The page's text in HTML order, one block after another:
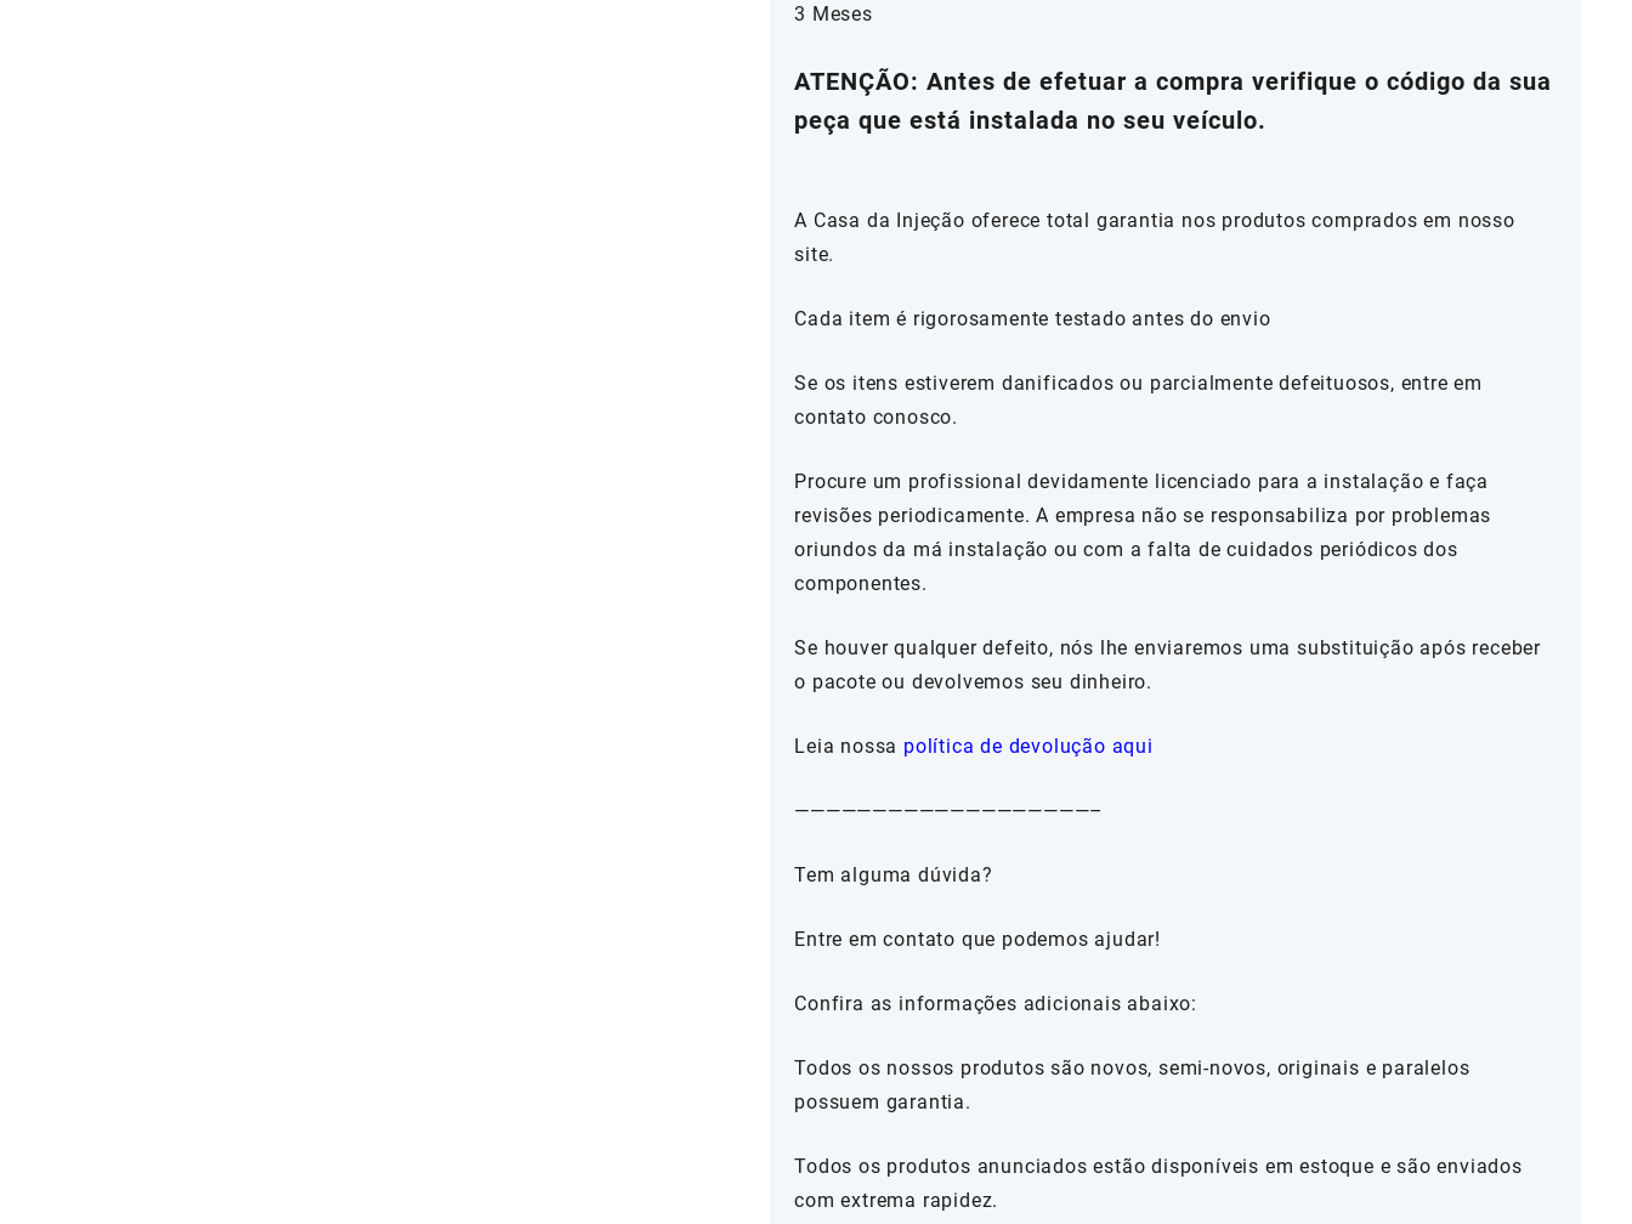
3 Meses
ATENÇÃO: Antes de efetuar a compra verifique o código da sua
peça que está instalada no seu veículo.
A Casa da Injeção oferece total garantia nos produtos comprados em nosso
site.
Cada item é rigorosamente testado antes do envio
Se os itens estiverem danificados ou parcialmente defeituosos, entre em
contato conosco.
Procure um profissional devidamente licenciado para a instalação e faça
revisões periodicamente. A empresa não se responsabiliza por problemas
oriundos da má instalação ou com a falta de cuidados periódicos dos
componentes.
Se houver qualquer defeito, nós lhe enviaremos uma substituição após receber
o pacote ou devolvemos seu dinheiro.
Leia nossa política de devolução aqui
———————————————————–
Tem alguma dúvida?
Entre em contato que podemos ajudar!
Confira as informações adicionais abaixo:
Todos os nossos produtos são novos, semi-novos, originais e paralelos
possuem garantia.
Todos os produtos anunciados estão disponíveis em estoque e são enviados
com extrema rapidez.